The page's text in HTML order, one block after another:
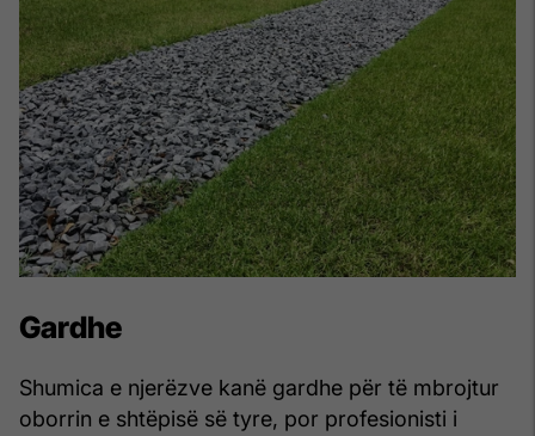
Gardhe
Shumica e njerëzve kanë gardhe për të mbrojtur
oborrin e shtëpisë së tyre, por profesionisti i